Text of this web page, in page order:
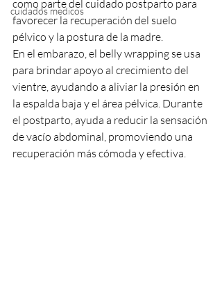
cuidados medicos
como parte del cuidado postparto para
favorecer la recuperación del suelo
pélvico y la postura de la madre.
En el embarazo, el belly wrapping se usa
para brindar apoyo al crecimiento del
vientre, ayudando a aliviar la presión en
la espalda baja y el área pélvica. Durante
el postparto, ayuda a reducir la sensación
de vacío abdominal, promoviendo una
recuperación más cómoda y efectiva.